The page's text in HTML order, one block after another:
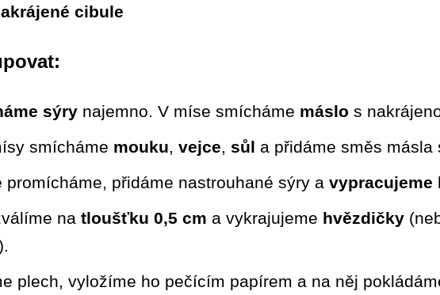
cibule
sýry najemno. V míse smícháme máslo s
smícháme mouku, vejce, sůl a přidáme směs másla
promícháme, přidáme nastrouhané sýry a vypracujeme
na tloušťku 0,5 cm a vykrajujeme hvězdičky
plech, vyložíme ho pečícím papírem a na něj